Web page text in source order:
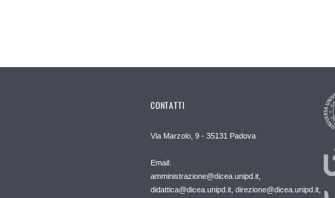
CONTATTI
Via Marzolo, 9 - 35131 Padova
Email:
amministrazione@dicea.unipd.it,
didattica@dicea.unipd.it, direzione@dicea.unipd.it,